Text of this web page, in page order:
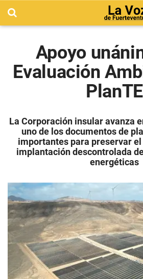
Apoyo
Evaluación
PlanTE
La Corporación insular avanza
uno de los documentos de
importantes para preservar
implantación descontrolada
energéticas